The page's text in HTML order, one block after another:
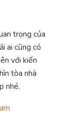
trọng của
ai cũng có
với kiến
tòa nhà
nhé.